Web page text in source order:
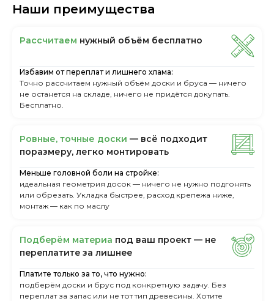
Наши преимущества
Рассчитаем нужный объём бесплатно
Избавим от переплат и лишнего хлама:
Точно рассчитаем нужный объём доски и бруса — ничего
не останется на складе, ничего не придётся докупать.
Бесплатно.
Ровные, точные доски — всё подходит
поразмеру, легкo монтировать
Меньше головной боли на стройке:
идеальная геометрия досок — ничего не нужно подгонять
или обрезать. Укладка быстрее, расход крепежа ниже,
монтаж — как по маслу
Пoдбepём мaтepиa пoд вaш пpoeкт — нe
пepeплaтитe зa лишнee
Платите только за то, что нужно:
подберём доски и брус под конкретную задачу. Без
переплат за запас или не тот тип древесины. Хотите